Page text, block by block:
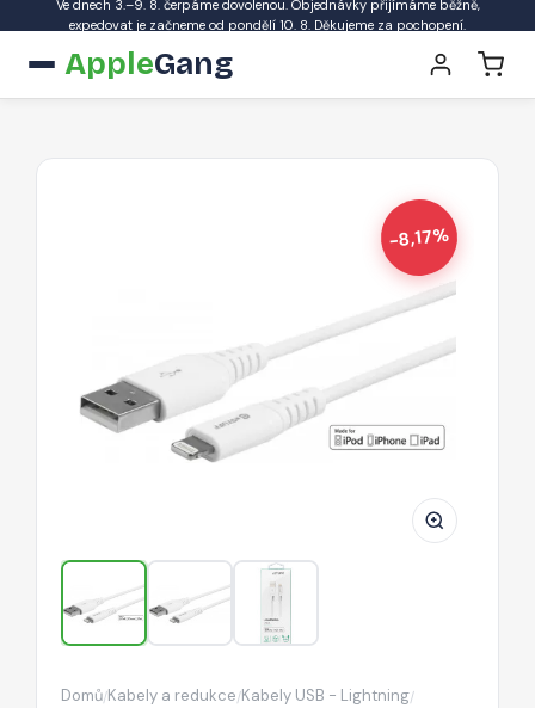
Ve dnech 3.–9. 8. čerpáme dovolenou. Objednávky přijímáme běžně,
expedovat je začneme od pondělí 10. 8. Děkujeme za pochopení.
AppleGang
-8,17%
Prémiový
datový
USB/Lightning
MFi,
0,15m,
bílý
Domů/Kabely a redukce/Kabely USB - Lightning/